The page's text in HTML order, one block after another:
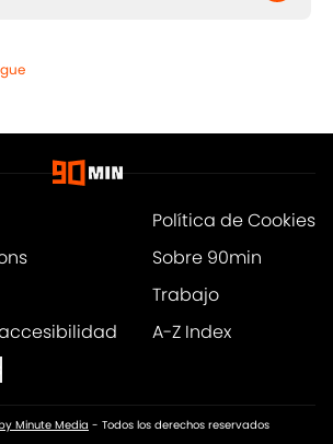
Política de Cookies
Sobre 90min
Trabajo
A-Z Index
Minute Media - Todos los derechos reservados